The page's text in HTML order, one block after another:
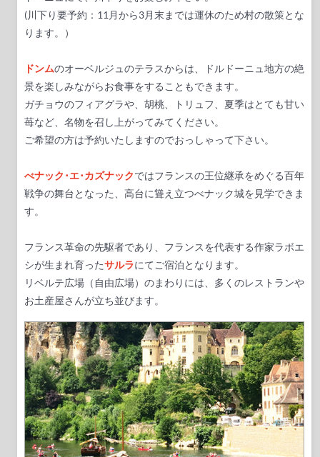
(川下り要予約：11月から3月末までは運休のため村の散策とな
ります。）
ドンムのオーベルジュのテラスからは、ドルドーニュ地方の絶
景を楽しみながらお食事をすることもできます。
ガチョウのフィアグラや、胡桃、トリュフ、夏季はとても甘い
苺など、名物を召し上がってみてください。
ご希望の方は予約いたしますのでおっしゃって下さい。
べナック ･エ･カズナックではフランスの王位継承をめぐる百年
戦争の舞台となった、高台に聳え立つべナック城を見学できま
す。
フランス革命の先駆者であり、フランスを代表する作家ラボエ
シが生まれ育ったサルラにてご宿泊となります。
リベルテ広場（自由広場）のまわりには、多くのレストランや
お土産屋さんが立ち並びます。